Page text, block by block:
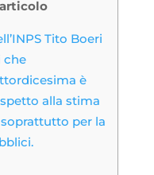
Tito Boeri
che
è
alla stima
per la